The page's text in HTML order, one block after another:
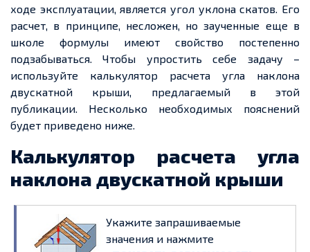
ходе эксплуатации, является угол уклона скатов. Его
расчет, в принципе, несложен, но заученные еще в
школе формулы имеют свойство постепенно
подзабываться. Чтобы упростить себе задачу –
используйте калькулятор расчета угла наклона
двускатной крыши, предлагаемый в этой
публикации. Несколько необходимых пояснений
будет приведено ниже.
Калькулятор расчета угла
наклона двускатной крыши
Укажите запрашиваемые
значения и нажмите